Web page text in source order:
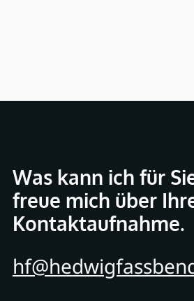
Was kann ich für
freue mich über
Kontaktaufnahme.